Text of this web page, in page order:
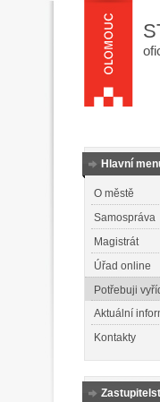
Hlavní
O městě
Samospráva
Magistrát
Úřad online
Potřebuji
Aktuální
Kontakty